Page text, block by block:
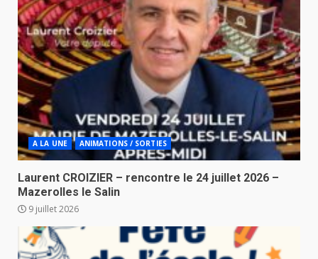
A LA UNE ANIMATIONS / SORTIES
Laurent CROIZIER – rencontre le 24 juillet 2026 –
Mazerolles le Salin
9 juillet 2026